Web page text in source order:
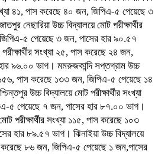
৪১, পাস করেছে ৪০ জন, জিপিএ-৫ পেয়েছে ৩
নেছারিয়া উচ্চ বিদ্যালয়ে মোট পরীক্ষার্থীর
৫ পেয়েছে ৩ জন, পাসের হার ৯০.৫৭
সংখ্যা ২৫, পাস করেছে ২৪ জন,
৯৬.০০ ভাগ। মমরুজকান্দি সপ্তগ্রাম উচ্চ
১৫৬, পাস করেছে ১৩৩ জন, জিপিএ-৫ পেয়েছে ১৪
উচ্চ বিদ্যালয়ে মোট পরীক্ষার্থীর সংখ্যা
৫ পেয়েছে ৭ জন, পাসের হার ৮৭.০০ ভাগ।
পরীক্ষার্থীর সংখ্যা ১১৫, পাস করেছে ১০৩
হার ৮৯.৫৭ ভাগ। ঝিনাইয়া উচ্চ বিদ্যালয়ে
করেছে ৮৬ জন, জিপিএ-৫ পেয়েছে ১ জন,পাসের